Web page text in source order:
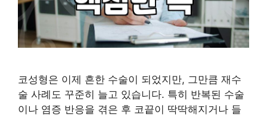
코성형은 이제 흔한 수술이 되었지만, 그만큼 재수
술 사례도 꾸준히 늘고 있습니다. 특히 반복된 수술
이나 염증 반응을 겪은 후 코끝이 딱딱해지거나 들